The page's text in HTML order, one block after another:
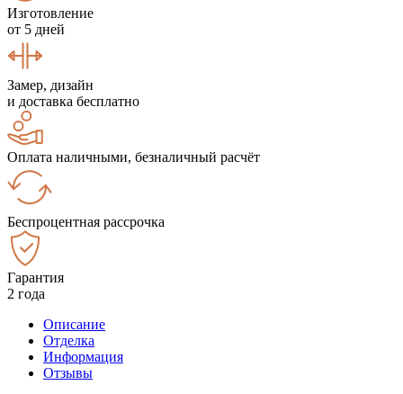
Изготовление
от 5 дней
Замер, дизайн
и доставка бесплатно
Оплата наличными, безналичный расчёт
Беспроцентная рассрочка
Гарантия
2 года
Описание
Отделка
Информация
Отзывы